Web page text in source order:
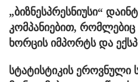
„ბიზნესპრესნიუსი“
კომპანიებით,
ხორცის იმპორტს და
სტატისტიკის ეროვნული